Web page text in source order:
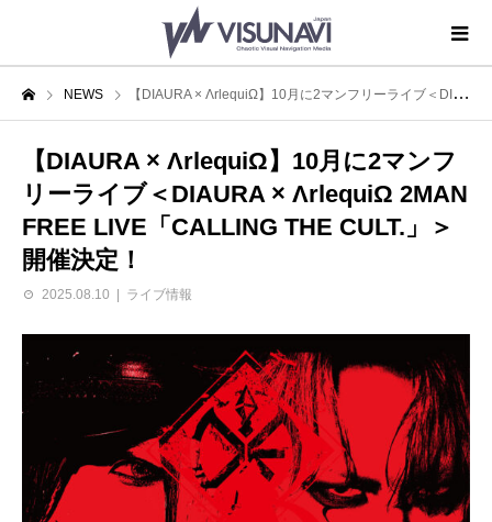
NEWS 【DIAURA × ΛrlequiΩ】10月に2マンフリーライブ＜DIAURA × ΛrlequiΩ 2MAN FREE LIVE「CALLING THE CULT.」＞開催決定！
【DIAURA × ΛrlequiΩ】10月に2マンフ
リーライブ＜DIAURA × ΛrlequiΩ 2MAN
FREE LIVE「CALLING THE CULT.」＞
開催決定！
2025.08.10 ライブ情報